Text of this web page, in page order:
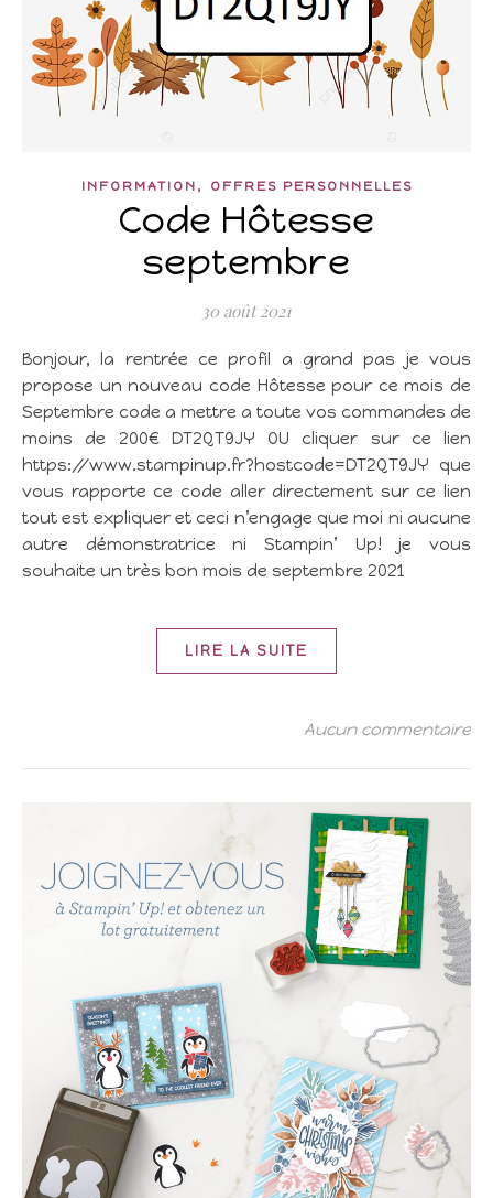
INFORMATION , OFFRES PERSONNELLES
Code Hôtesse
septembre
30 août 2021
Bonjour, la rentrée ce profil a grand pas je vous
propose un nouveau code Hôtesse pour ce mois de
Septembre code a mettre a toute vos commandes de
moins de 200€ DT2QT9JY OU cliquer sur ce lien
https://www.stampinup.fr?hostcode=DT2QT9JY que
vous rapporte ce code aller directement sur ce lien
tout est expliquer et ceci n’engage que moi ni aucune
autre démonstratrice ni Stampin’ Up! je vous
souhaite un très bon mois de septembre 2021
LIRE LA SUITE
Aucun commentaire